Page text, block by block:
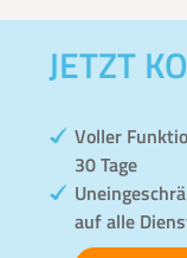
JETZT
Voller
30 Tage
auf alle